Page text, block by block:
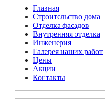
Главная
Строительство дома
Отделка фасадов
Внутренняя отделка
Инженерия
Галерея наших работ
Цены
Акции
Контакты